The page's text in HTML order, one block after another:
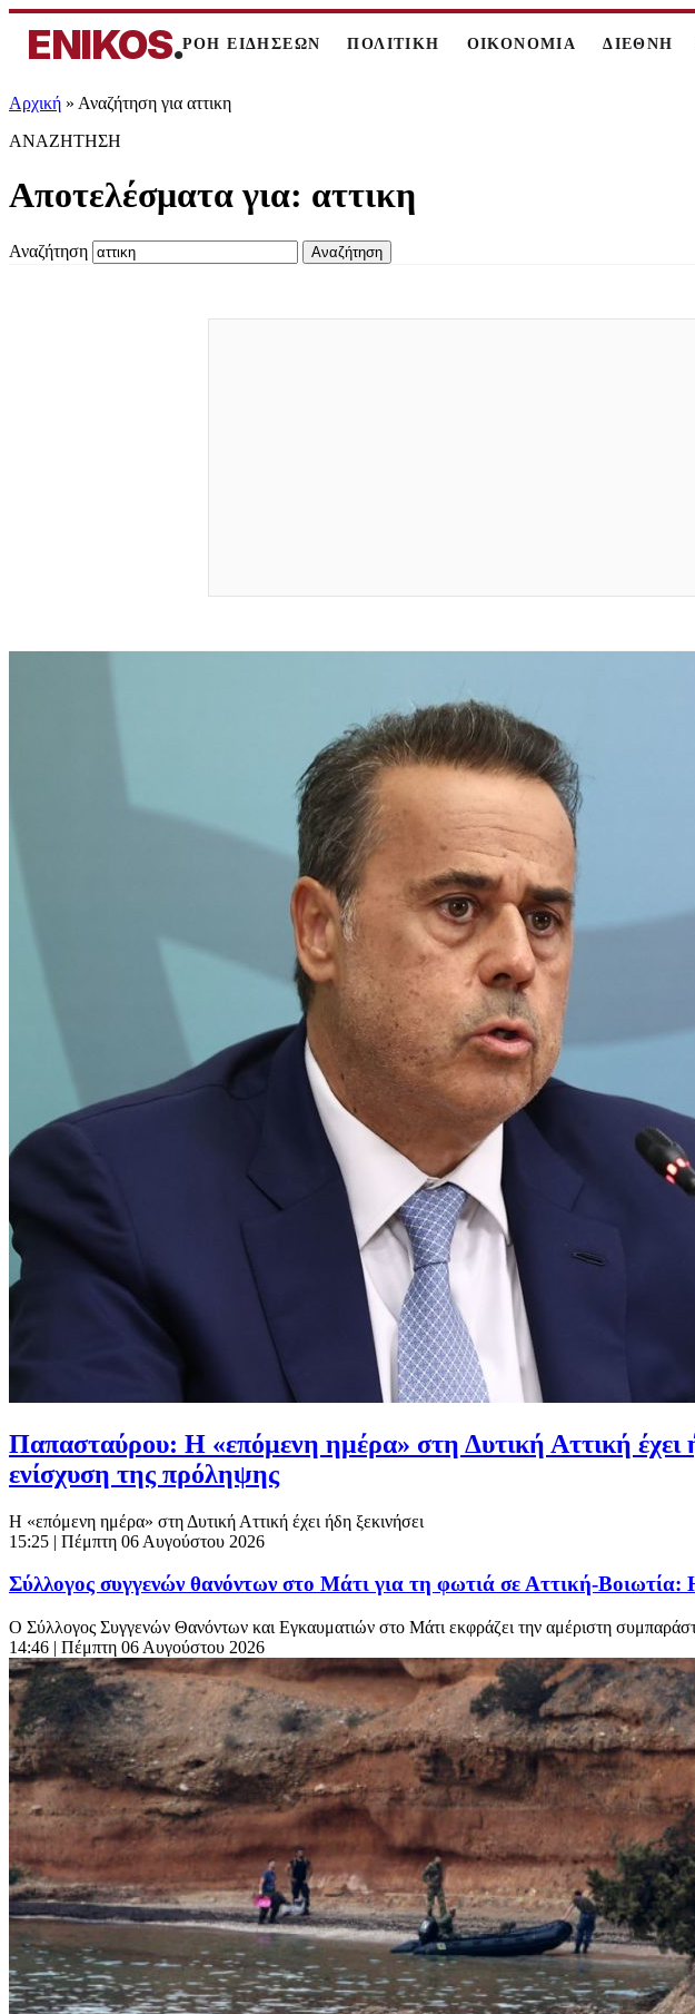
ENIKOS.ΡΟΗ ΕΙΔΗΣΕΩΝ ΠΟΛΙΤΙΚΗ ΟΙΚΟΝΟΜΙΑ ΔΙΕΘΝΗ
Αρχική » Αναζήτηση για αττικη
ΑΝΑΖΗΤΗΣΗ
Αποτελέσματα για: αττικη
Αναζήτηση Αναζήτηση
Παπασταύρου: Η «επόμενη ημέρα» στη Δυτική Αττική
ενίσχυση της πρόληψης
Η «επόμενη ημέρα» στη Δυτική Αττική έχει ήδη ξεκινήσει
15:25 | Πέμπτη 06 Αυγούστου 2026
Σύλλογος συγγενών θανόντων στο Μάτι για τη φωτιά σε Αττική-
Ο Σύλλογος Συγγενών Θανόντων και Εγκαυματιών στο Μάτι εκφράζει την αμέριστη
14:46 | Πέμπτη 06 Αυγούστου 2026